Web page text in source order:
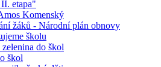
etapa"
Komenský
žáků - Národní plán obnovy
školu
do škol
škol